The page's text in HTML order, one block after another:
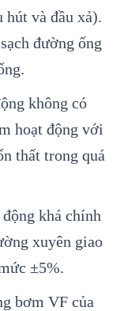
hút và đầu xả).
đường ống
không có
hoạt động với
thất trong quá
khá chính
xuyên giao
±5%.
bơm VF của